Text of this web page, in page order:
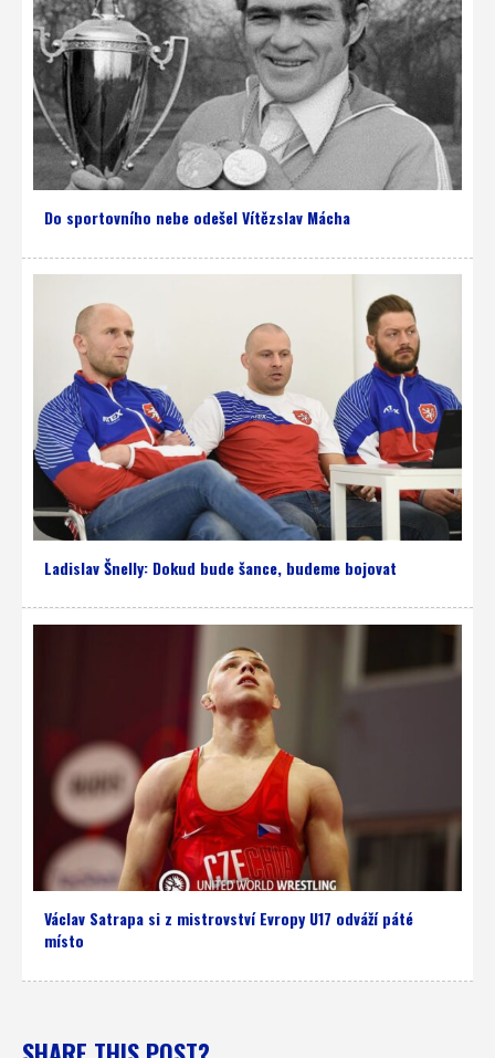
Do sportovního nebe odešel Vítězslav Mácha
Ladislav Šnelly: Dokud bude šance, budeme bojovat
Václav Satrapa si z mistrovství Evropy U17 odváží páté
místo